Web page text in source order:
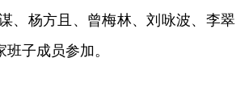
、杨方且、曾梅林、刘咏波、李翠
子成员参加。